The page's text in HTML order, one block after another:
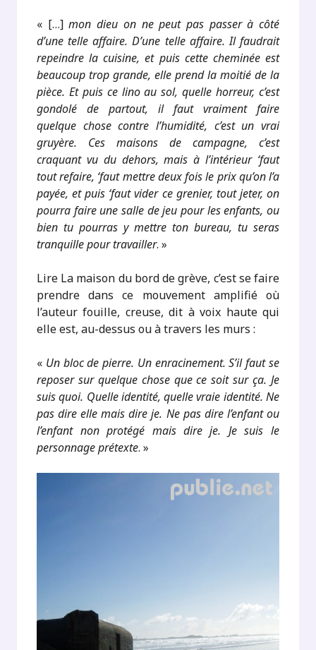
« […]mon dieu on ne peut pas passer à côté
d’une telle affaire. D’une telle affaire. Il faudrait
repeindre la cuisine, et puis cette cheminée est
beaucoup trop grande, elle prend la moitié de la
pièce. Et puis ce lino au sol, quelle horreur, c’est
gondolé de partout, il faut vraiment faire
quelque chose contre l’humidité, c’est un vrai
gruyère. Ces maisons de campagne, c’est
craquant vu du dehors, mais à l’intérieur ‘faut
tout refaire, ‘faut mettre deux fois le prix qu’on l’a
payée, et puis ‘faut vider ce grenier, tout jeter, on
pourra faire une salle de jeu pour les enfants, ou
bien tu pourras y mettre ton bureau, tu seras
tranquille pour travailler. »
Lire La maison du bord de grève, c’est se faire
prendre dans ce mouvement amplifié où
l’auteur fouille, creuse, dit à voix haute qui
elle est, au-dessus ou à travers les murs :
« Un bloc de pierre. Un enracinement. S’il faut se
reposer sur quelque chose que ce soit sur ça. Je
suis quoi. Quelle identité, quelle vraie identité. Ne
pas dire elle mais dire je. Ne pas dire l’enfant ou
l’enfant non protégé mais dire je. Je suis le
personnage prétexte. »